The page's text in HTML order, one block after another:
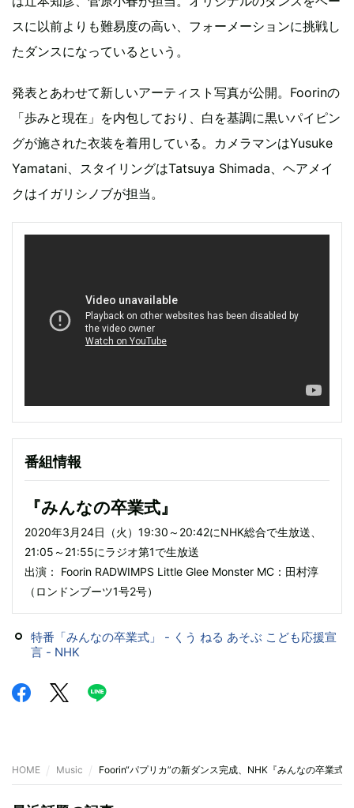
スに以前よりも難易度の高い、フォーメーションに挑戦し
たダンスになっているという。
発表とあわせて新しいアーティスト写真が公開。Foorinの
「歩みと現在」を内包しており、白を基調に黒いパイピン
グが施された衣装を着用している。カメラマンはYusuke
Yamatani、スタイリングはTatsuya Shimada、ヘアメイ
クはイガリシノブが担当。
番組情報
『みんなの卒業式』
2020年3月24日（火）19:30～20:42にNHK総合で生放送、
21:05～21:55にラジオ第1で生放送
出演： Foorin RADWIMPS Little Glee Monster MC：田村淳
（ロンドンブーツ1号2号）
特番「みんなの卒業式」 - くう ねる あそぶ こども応援宣
言 - NHK
HOME Music Foorin“パプリカ”の新ダンス完成、NHK『みんなの卒業式